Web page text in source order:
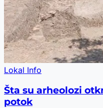
Lokal Info
Šta su arheolozi
potok